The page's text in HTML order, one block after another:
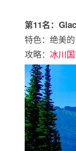
第11名：
特色：绝美的
攻略： 冰川